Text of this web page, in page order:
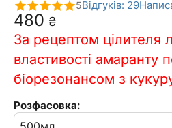
5Відгуків: 29
‍480‍ ₴
За рецептом цілителя
властивості амаранту
біорезонансом з
Розфасовка: